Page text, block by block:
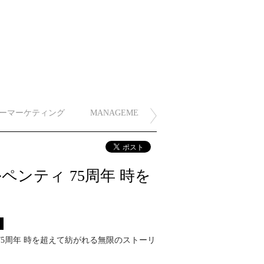
マーケティング MANAGEMENT
ンティ 75周年 時を
周年 時を超えて紡がれる無限のストーリ